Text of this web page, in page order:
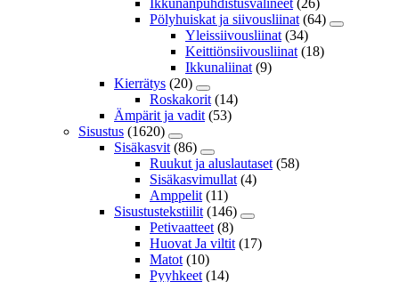
Ikkunanpuhdistusvälineet (26)
Pölyhuiskat ja siivousliinat (64)
Yleissiivousliinat (34)
Keittiönsiivousliinat (18)
Ikkunaliinat (9)
Kierrätys (20)
Roskakorit (14)
Ämpärit ja vadit (53)
Sisustus (1620)
Sisäkasvit (86)
Ruukut ja aluslautaset (58)
Sisäkasvimullat (4)
Amppelit (11)
Sisustustekstiilit (146)
Petivaatteet (8)
Huovat Ja viltit (17)
Matot (10)
Pyyhkeet (14)